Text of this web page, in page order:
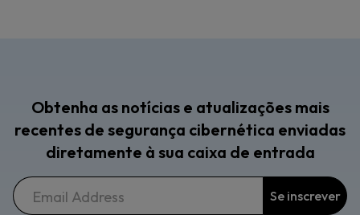
Obtenha as notícias e atualizações mais
recentes de segurança cibernética enviadas
diretamente à sua caixa de entrada